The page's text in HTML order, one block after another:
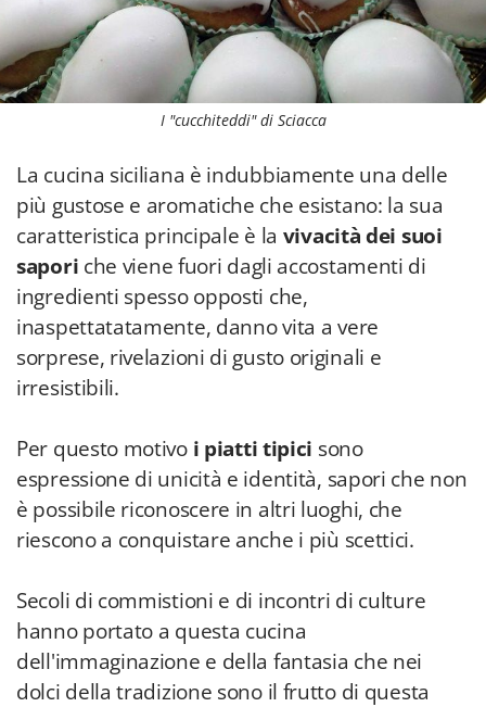
I "cucchiteddi" di Sciacca
La cucina siciliana è indubbiamente una delle
più gustose e aromatiche che esistano: la sua
caratteristica principale è la vivacità dei suoi
sapori che viene fuori dagli accostamenti di
ingredienti spesso opposti che,
inaspettatatamente, danno vita a vere
sorprese, rivelazioni di gusto originali e
irresistibili.
Per questo motivoi piatti tipici sono
espressione di unicità e identità, sapori che non
è possibile riconoscere in altri luoghi, che
riescono a conquistare anche i più scettici.
Secoli di commistioni e di incontri di culture
hanno portato a questa cucina
dell'immaginazione e della fantasia che nei
dolci della tradizione sono il frutto di questa